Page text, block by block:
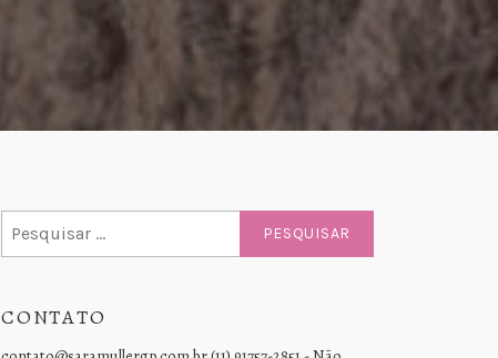
por:
CONTATO